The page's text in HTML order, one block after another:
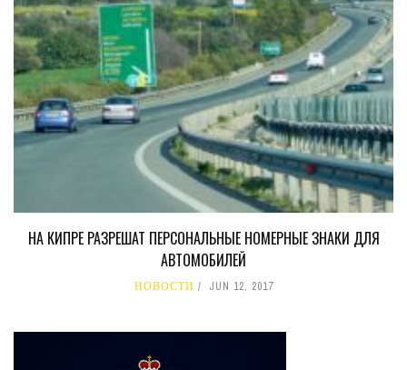
НА КИПРЕ РАЗРЕШАТ ПЕРСОНАЛЬНЫЕ НОМЕРНЫЕ ЗНАКИ ДЛЯ
АВТОМОБИЛЕЙ
НОВОСТИ JUN 12, 2017